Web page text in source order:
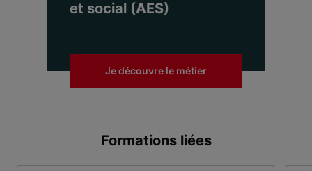
et social (AES)
Je découvre le métier
Formations liées